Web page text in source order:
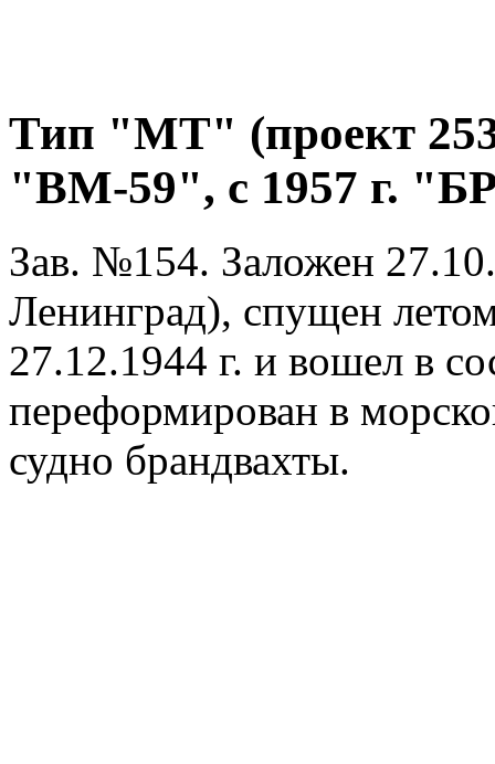
Тип "МТ" (проект
"ВМ-59", с 1957 г.
Зав. №154. Заложен
Ленинград), спущен
27.12.1944 г. и вошел в
переформирован в
судно брандвахты.